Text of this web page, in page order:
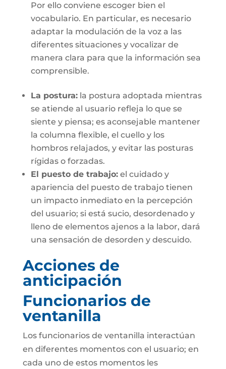
Por ello conviene escoger bien el
vocabulario. En particular, es necesario
adaptar la modulación de la voz a las
diferentes situaciones y vocalizar de
manera clara para que la información sea
comprensible.
La postura:la postura adoptada mientras
se atiende al usuario refleja lo que se
siente y piensa; es aconsejable mantener
la columna flexible, el cuello y los
hombros relajados, y evitar las posturas
rígidas o forzadas.
El puesto de trabajo:el cuidado y
apariencia del puesto de trabajo tienen
un impacto inmediato en la percepción
del usuario; si está sucio, desordenado y
lleno de elementos ajenos a la labor, dará
una sensación de desorden y descuido.
Acciones de
anticipación
Funcionarios de
ventanilla
Los funcionarios de ventanilla interactúan
en diferentes momentos con el usuario; en
cada uno de estos momentos les